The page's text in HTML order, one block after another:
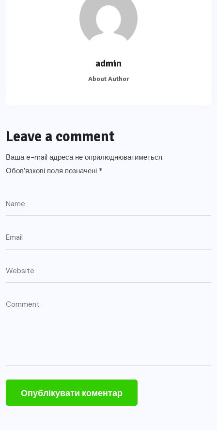
admin
About Author
Leave a comment
Ваша e-mail адреса не оприлюднюватиметься.
Обов’язкові поля позначені *